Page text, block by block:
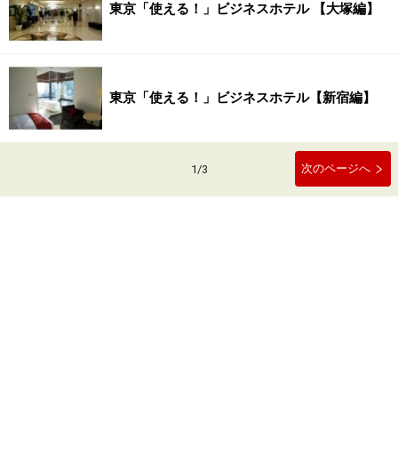
東京「使える！」ビジネスホテル 【大塚編】
東京「使える！」ビジネスホテル【新宿編】
1/3 次のページへ